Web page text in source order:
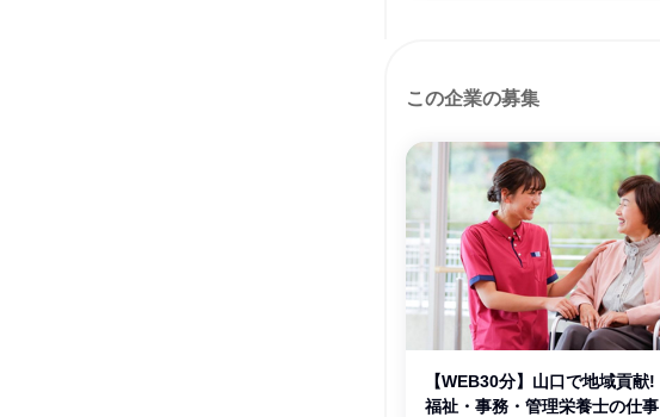
この企業の募集
【WEB30分】山口で地域貢献!
福祉・事務・管理栄養士の仕事